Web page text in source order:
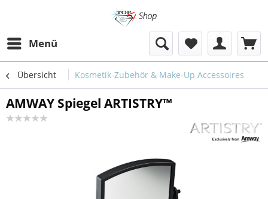
Menü
Übersicht Kosmetik-Zubehör & Make-Up Accessoires
AMWAY Spiegel ARTISTRY™